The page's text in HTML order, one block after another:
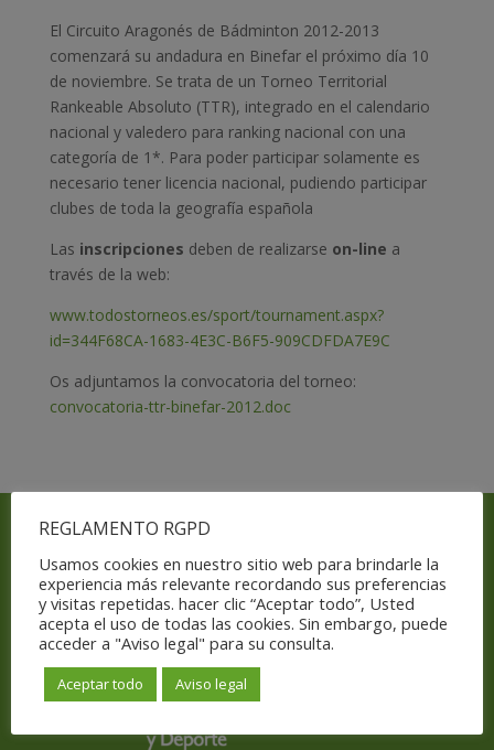
El Circuito Aragonés de Bádminton 2012-2013
comenzará su andadura en Binefar el próximo día 10
de noviembre. Se trata de un Torneo Territorial
Rankeable Absoluto (TTR), integrado en el calendario
nacional y valedero para ranking nacional con una
categoría de 1*. Para poder participar solamente es
necesario tener licencia nacional, pudiendo participar
clubes de toda la geografía española
Las inscripciones deben de realizarse on-line a
través de la web:
www.todostorneos.es/sport/tournament.aspx?
id=344F68CA-1683-4E3C-B6F5-909CDFDA7E9C
Os adjuntamos la convocatoria del torneo:
convocatoria-ttr-binefar-2012.doc
Con el apoyo y subvención de
REGLAMENTO RGPD
Usamos cookies en nuestro sitio web para brindarle la
experiencia más relevante recordando sus preferencias
y visitas repetidas. hacer clic “Aceptar todo”, Usted
acepta el uso de todas las cookies. Sin embargo, puede
acceder a "Aviso legal" para su consulta.
Aceptar todo Aviso legal